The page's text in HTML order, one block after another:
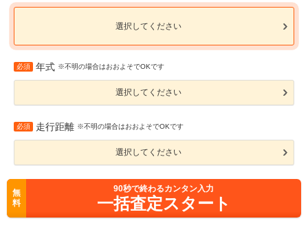
選択してください
必須 年式 ※不明の場合はおおよそでOKです
選択してください
必須 走行距離 ※不明の場合はおおよそでOKです
選択してください
無
料
90秒で終わるカンタン入力
一括査定スタート